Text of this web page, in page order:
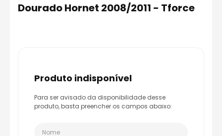
8º axxis fenix
Dourado Hornet 2008/2011 - Tforce
produto indisponível
Para ser avisado da disponibilidade desse
produto, basta preencher os campos abaixo: